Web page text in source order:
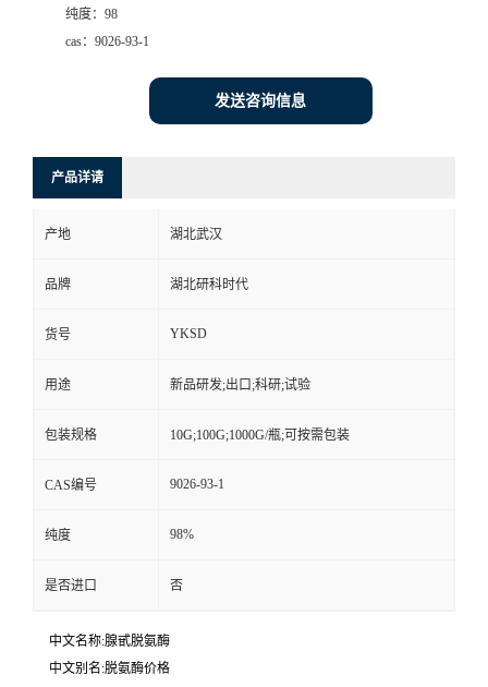
纯度： 98
cas： 9026-93-1
发送咨询信息
产品详请
产地 湖北武汉
品牌 湖北研科时代
货号 YKSD
用途 新品研发;出口;科研;试验
包装规格 10G;100G;1000G/瓶;可按需包装
CAS编号 9026-93-1
纯度 98%
是否进口 否
中文名称:腺甙脱氨酶
中文别名:脱氨酶价格